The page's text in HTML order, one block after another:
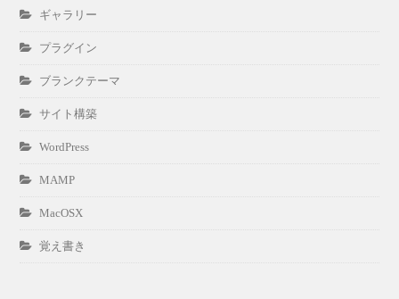
ギャラリー
プラグイン
ブランクテーマ
サイト構築
WordPress
MAMP
MacOSX
覚え書き